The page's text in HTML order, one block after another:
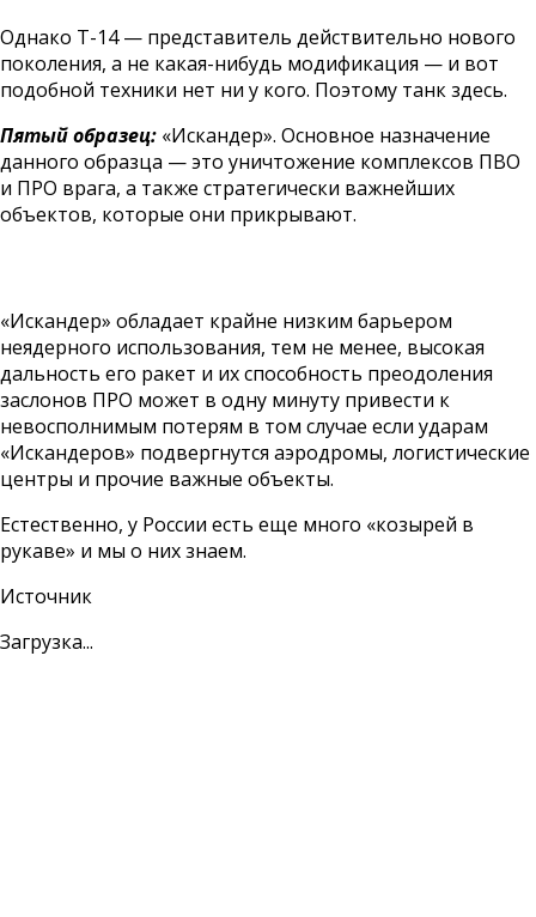
Однако Т-14 — представитель действительно нового
поколения, а не какая-нибудь модификация — и вот
подобной техники нет ни у кого. Поэтому танк здесь.
Пятый образец: «Искандер». Основное назначение
данного образца — это уничтожение комплексов ПВО
и ПРО врага, а также стратегически важнейших
объектов, которые они прикрывают.
«Искандер» обладает крайне низким барьером
неядерного использования, тем не менее, высокая
дальность его ракет и их способность преодоления
заслонов ПРО может в одну минуту привести к
невосполнимым потерям в том случае если ударам
«Искандеров» подвергнутся аэродромы, логистические
центры и прочие важные объекты.
Естественно, у России есть еще много «козырей в
рукаве» и мы о них знаем.
Источник
Загрузка...